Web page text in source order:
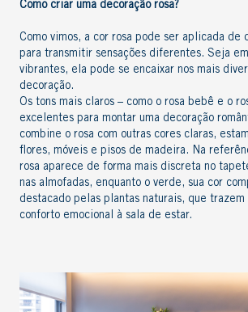
Como criar uma decoração rosa?
Como vimos, a cor rosa pode ser aplicada de
para transmitir sensações diferentes. Seja
vibrantes, ela pode se encaixar nos mais
decoração.
Os tons mais claros – como o rosa bebê e o
excelentes para montar uma decoração
combine o rosa com outras cores claras,
flores, móveis e pisos de madeira . Na
rosa aparece de forma mais discreta no
nas almofadas, enquanto o verde, sua cor
destacado pelas plantas naturais, que trazem
conforto emocional à sala de estar.